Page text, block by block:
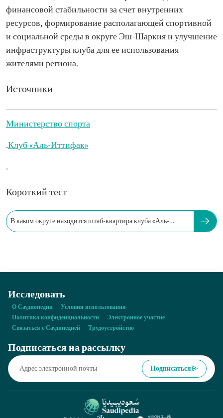
финансовой стабильности за счет внутренних
ресурсов, формирование располагающей спортивной
и социальной среды в округе Эш-Шаркия и улучшение
инфраструктуры клуба для ее использования
жителями региона.
Источники
Министерство спорта
.Клуб «Аль-Иттифак»
.
Короткий тест
В каком округе находится штаб-квартира клуба «Аль-
Исследовать
О Саудиопедии
Условия использования
Политика конфиденциальности
Электронное участие
Связаться с Саудипедией
Трудоустройство
Подписаться на рассылку
Подписаться